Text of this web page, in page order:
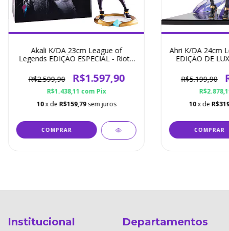
Akali K/DA 23cm League of
Legends EDIÇÃO ESPECIAL - Riot -
R$2.599,90
R$1.597,90
R$1.438,11 com Pix
10x de R$159,79 sem juros
Ahri K/DA 24cm
EDIÇÃO DE
R$5.199,90
10x de
Institucional Departamentos